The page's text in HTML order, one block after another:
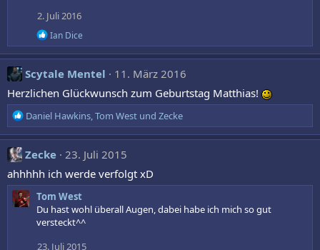
i
n
e
n
:
2. Juli 2016
R
e
a
t
i
o
n
e
n
Ian Dice
Scytale Mentel
11. März 2016
Herzlichen Glückwunsch zum Geburtstag Matthias!
R
e
a
k
i
o
n
Daniel Hawkins,Tom West und Zecke
Zecke 23. Juli 2015
ahhhhh ich werde verfolgt xD
Tom West
Du hast wohl überall Augen, dabei habe ich mich so gut
versteckt^^
23. Juli 2015